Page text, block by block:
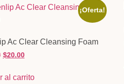
¡Oferta!
Ac Clear Cleansing Foam
$20.00
al carrito